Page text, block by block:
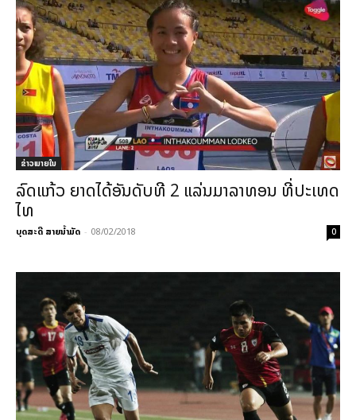
ຂ່າວພາຍ​ໃນ
ລົດແກ້ວ ຍາດໄດ້ອັນດັບທີ 2 ແລ່ນມາລາທອນ ທີ່ປະເທດ
ໄທ
ບຸດສະດີ ສາຍນ້ຳມັດ - 08/02/2018 0